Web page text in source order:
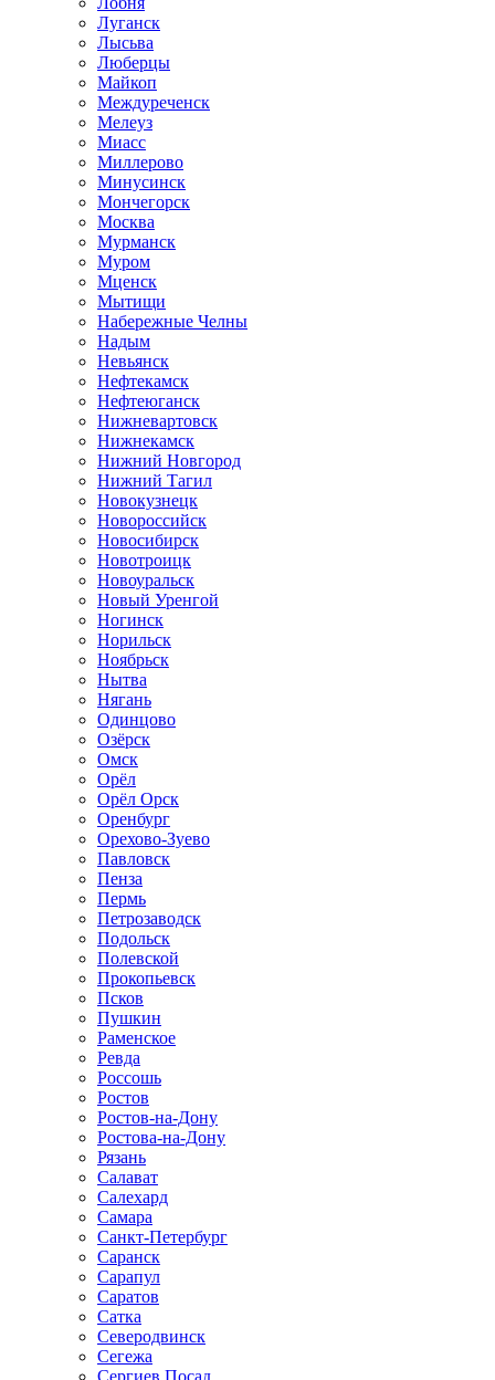
Луганск
Лысьва
Люберцы
Майкоп
Междуреченск
Мелеуз
Миасс
Миллерово
Минусинск
Мончегорск
Москва
Мурманск
Муром
Мценск
Мытищи
Набережные Челны
Надым
Невьянск
Нефтекамск
Нефтеюганск
Нижневартовск
Нижнекамск
Нижний Новгород
Нижний Тагил
Новокузнецк
Новороссийск
Новосибирск
Новотроицк
Новоуральск
Новый Уренгой
Ногинск
Норильск
Ноябрьск
Нытва
Нягань
Одинцово
Озёрск
Омск
Орёл
Орёл Орск
Оренбург
Орехово-Зуево
Павловск
Пенза
Пермь
Петрозаводск
Подольск
Полевской
Прокопьевск
Псков
Пушкин
Раменское
Ревда
Россошь
Ростов
Ростов-на-Дону
Ростова-на-Дону
Рязань
Салават
Салехард
Самара
Санкт-Петербург
Саранск
Сарапул
Саратов
Сатка
Северодвинск
Сегежа
Сергиев Посад